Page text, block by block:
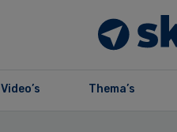
Video’s Thema’s